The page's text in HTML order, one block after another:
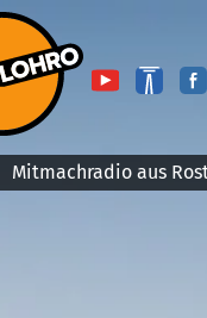
Mitmachradio aus